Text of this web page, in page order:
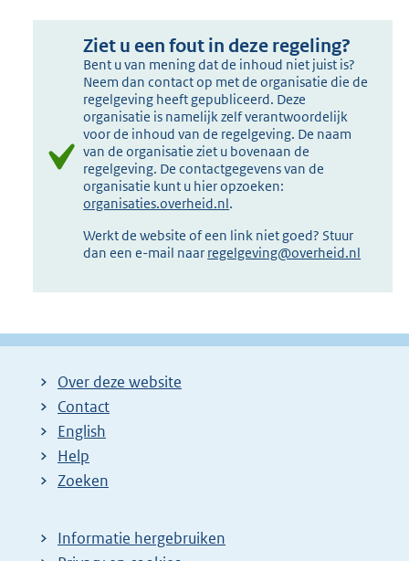
Ziet u een fout in deze regeling?
Bent u van mening dat de inhoud niet juist is?
Neem dan contact op met de organisatie die de
regelgeving heeft gepubliceerd. Deze
organisatie is namelijk zelf verantwoordelijk
voor de inhoud van de regelgeving. De naam
van de organisatie ziet u bovenaan de
regelgeving. De contactgegevens van de
organisatie kunt u hier opzoeken:
organisaties.overheid.nl.
Werkt de website of een link niet goed? Stuur
dan een e-mail naar regelgeving@overheid.nl
Over deze website
Contact
English
Help
Zoeken
Informatie hergebruiken